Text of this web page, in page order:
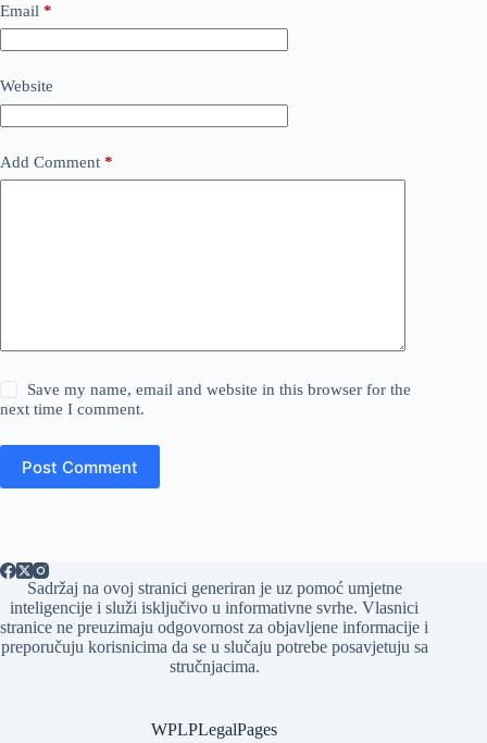
Email *
Website
Add Comment *
Save my name, email and website in this browser for the
next time I comment.
Post Comment
Sadržaj na ovoj stranici generiran je uz pomoć umjetne
inteligencije i služi isključivo u informativne svrhe. Vlasnici
stranice ne preuzimaju odgovornost za objavljene informacije i
preporučuju korisnicima da se u slučaju potrebe posavjetuju sa
stručnjacima.
WPLPLegalPages